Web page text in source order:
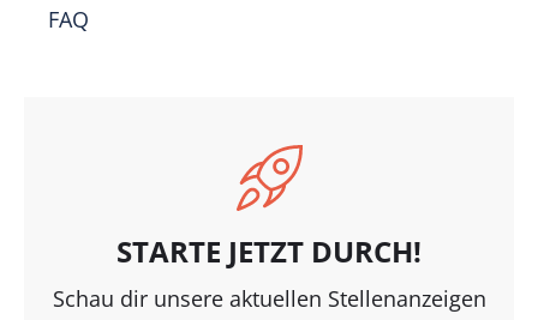
FAQ
STARTE JETZT DURCH!
Schau dir unsere aktuellen Stellenanzeigen